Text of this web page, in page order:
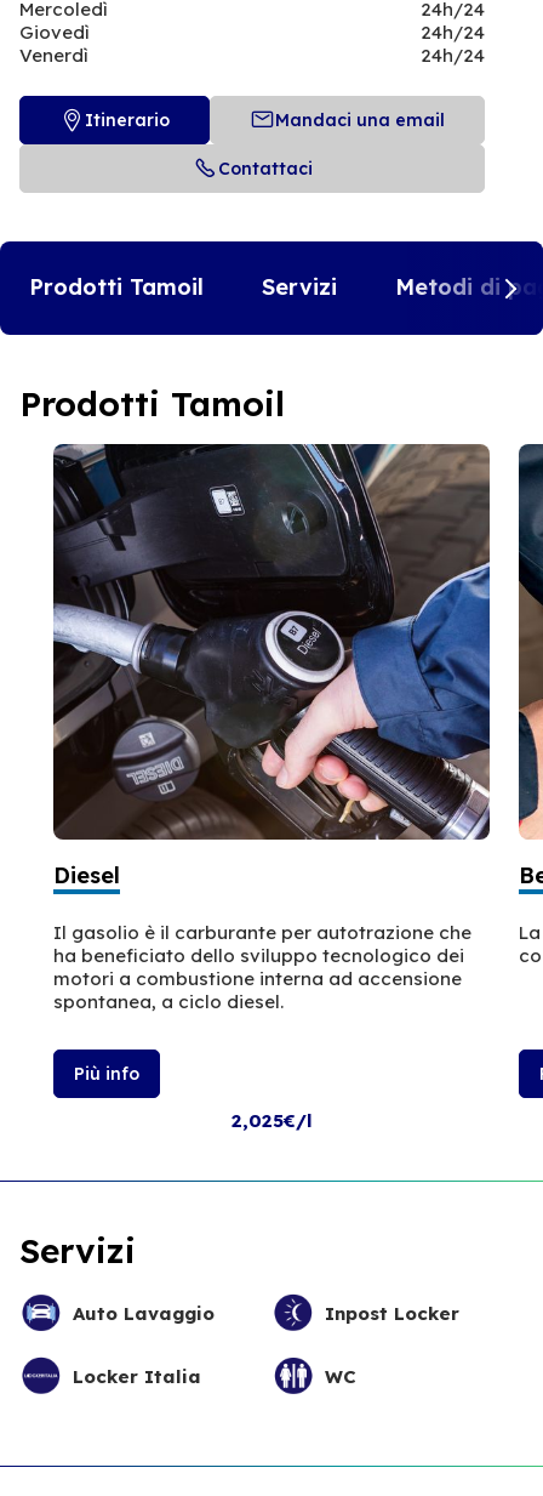
Mercoledì
24h/24
Giovedì
24h/24
Venerdì
24h/24
Itinerario Mandaci una email
Contattaci
Prodotti Tamoil Servizi Metodi di
Prodotti Tamoil
Diesel
Il gasolio è il carburante per autotrazione che
ha beneficiato dello sviluppo tecnologico dei
motori a combustione interna ad accensione
spontanea, a ciclo diesel.
Più info
2,025€/l
Servizi
Auto Lavaggio Inpost Locker
Locker Italia WC